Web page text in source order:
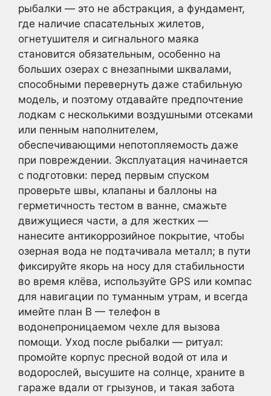
рыбалки — это не абстракция, а фундамент,
где наличие спасательных жилетов,
огнетушителя и сигнального маяка
становится обязательным, особенно на
больших озерах с внезапными шквалами,
способными перевернуть даже стабильную
модель, и поэтому отдавайте предпочтение
лодкам с несколькими воздушными отсеками
или пенным наполнителем,
обеспечивающими непотопляемость даже
при повреждении. Эксплуатация начинается
с подготовки: перед первым спуском
проверьте швы, клапаны и баллоны на
герметичность тестом в ванне, смажьте
движущиеся части, а для жестких —
нанесите антикоррозийное покрытие, чтобы
озерная вода не подтачивала металл; в пути
фиксируйте якорь на носу для стабильности
во время клёва, используйте GPS или компас
для навигации по туманным утрам, и всегда
имейте план B — телефон в
водонепроницаемом чехле для вызова
помощи. Уход после рыбалки — ритуал:
промойте корпус пресной водой от ила и
водорослей, высушите на солнце, храните в
гараже вдали от грызунов, и такая забота